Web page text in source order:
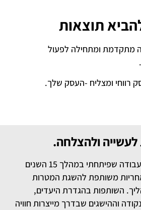
תוצאות
מתקדמת ומתחילה לפעול
רווחי ומצליח -העסק שלך.
ולהצלחה.
Ownership – מודל העבודה שפיתחתי במהלך 15 השנים
משותפת להשגת המטרות
השותפות בהגדרת היעדים,
וההישגים שבדרך מייצרות חוויה